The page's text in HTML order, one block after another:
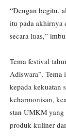
“Dengan begitu,
itu pada akhirnya
secara luas,”
Tema festival
Adiswara”. Tema
kepada kekuatan
keharmonisan,
stan UMKM yang
produk kuliner